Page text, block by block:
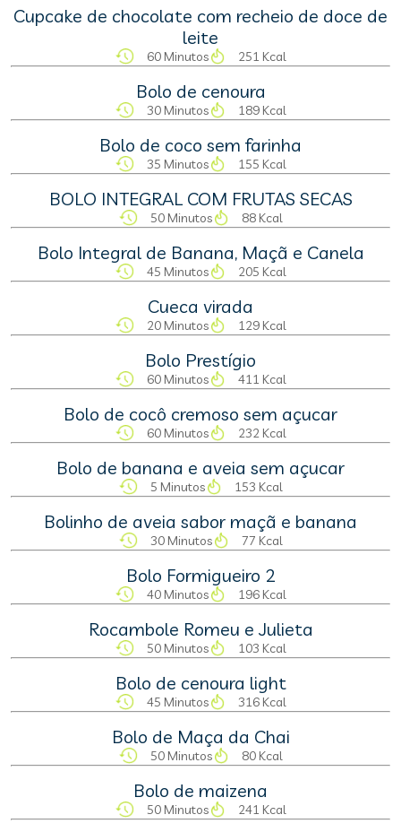
Cupcake de chocolate com recheio de doce de
leite
60 Minutos 251 Kcal
Bolo de cenoura
30 Minutos 189 Kcal
Bolo de coco sem farinha
35 Minutos 155 Kcal
BOLO INTEGRAL COM FRUTAS SECAS
50 Minutos 88 Kcal
Bolo Integral de Banana, Maçã e Canela
45 Minutos 205 Kcal
Cueca virada
20 Minutos 129 Kcal
Bolo Prestígio
60 Minutos 411 Kcal
Bolo de cocô cremoso sem açucar
60 Minutos 232 Kcal
Bolo de banana e aveia sem açucar
5 Minutos 153 Kcal
Bolinho de aveia sabor maçã e banana
30 Minutos 77 Kcal
Bolo Formigueiro 2
40 Minutos 196 Kcal
Rocambole Romeu e Julieta
50 Minutos 103 Kcal
Bolo de cenoura light
45 Minutos 316 Kcal
Bolo de Maça da Chai
50 Minutos 80 Kcal
Bolo de maizena
50 Minutos 241 Kcal